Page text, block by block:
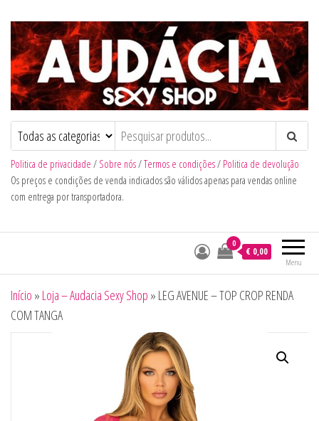
Audacia Sexy Shop
Politica de privacidade / Sobre nós/Termos e condições/ Politica de devolução
Os preços e condições de venda indicados são válidos apenas para vendas online
com entrega por transportadora.
Menu
0
€ 0,00
Início » Loja – Audacia Sexy Shop » LEG AVENUE – TOP CROP RENDA
COM TANGA